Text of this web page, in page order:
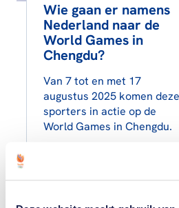
Wie gaan er namens
Nederland naar de
World Games in
Chengdu?
Van 7 tot en met 17
augustus 2025 komen deze
sporters in actie op de
World Games in Chengdu.